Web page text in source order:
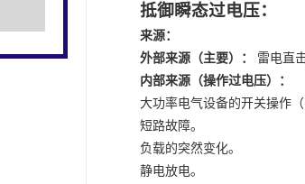
抵御瞬态过电压：
来源：
外部来源（主要）：
雷电直
内部来源（操作过电压）：
大功率电气设备的开关操作
短路故障。
负载的突然变化。
静电放电。